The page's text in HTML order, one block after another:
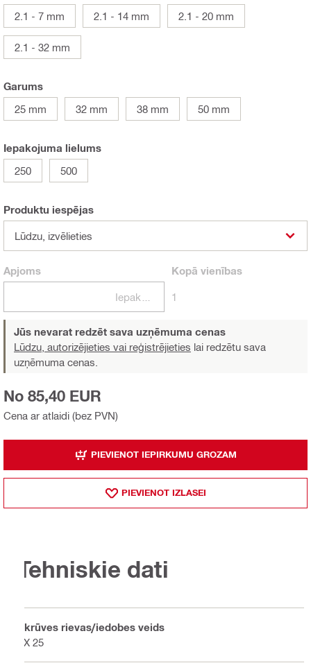
2.1 - 7 mm
2.1 - 14 mm 2.1 - 20 mm
2.1 - 32 mm
Garums
25 mm
32 mm 38 mm 50 mm
Iepakojuma lielums
250
500
Produktu iespējas
Lūdzu, izvēlieties
Apjoms Kopā vienības
1
Jūs nevarat redzēt sava uzņēmuma cenas
Lūdzu, autorizējieties vai reģistrējieties lai redzētu sava
uzņēmuma cenas.
Cena ar atlaidi (bez PVN)
No 85,40 EUR
PIEVIENOT IEPIRKUMU GROZAM
PIEVIENOT IZLASEI
Tehniskie dati
Skrūves rievas/iedobes veids
TX 25